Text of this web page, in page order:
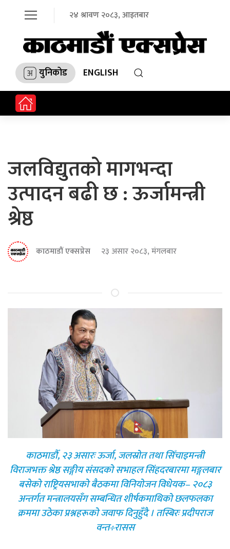
२४ श्रावण २०८३, आइतबार
युनिकोड ENGLISH
जलविद्युतको मागभन्दा
उत्पादन बढी छ : ऊर्जामन्त्री
श्रेष्ठ
काठमाडौं एक्सप्रेस २३ असार २०८३, मंगलबार
काठमाडौँ, २३ असारः ऊर्जा, जलस्रोत तथा सिँचाइमन्त्री
विराजभक्त श्रेष्ठ सङ्गीय संसदको सभाहल सिंहदरबारमा मङ्गलबार
बसेको राष्ट्रियसभाको बैठकमा विनियोजन विधेयक– २०८३
अन्तर्गत मन्त्रालयसँग सम्बन्धित शीर्षकमाथिको छलफलका
क्रममा उठेका प्रश्नहरूको जवाफ दिनुहुँदै । तस्बिरः प्रदीपराज
वन्त÷रासस